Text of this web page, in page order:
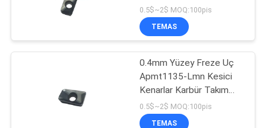
HAKKIMIZDA
FABRIKA
0.5$~2$ MOQ:100pis
TEMAS
0.4mm Yüzey Freze Uç
Apmt1135-Lmn Kesici
Kenarlar Karbür Takım
Uçları Cnc
0.5$~2$ MOQ:100pis
TEMAS